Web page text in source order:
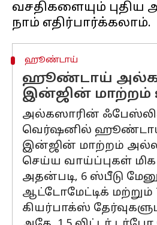
வசதிகளையும் புதிய
ஹூண்டாய்
ஹூண்டாய்
இன்ஜின் மாற்றம்
அல்கஸாரின்
வெர்ஷனில்
இன்ஜின் மாற்றம்
செய்ய வாய்ப்புகள் மிக
அதன்படி, 6 ஸ்பீடு
ஆட்டோமேட்டிக் மற்றும்
கியர்பாக்ஸ்